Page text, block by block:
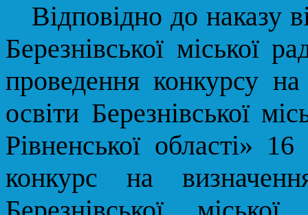
Відповідно до наказу
Березнівської
проведення конкурсу
освіти Березнівської
Рівненської області»
конкурс на